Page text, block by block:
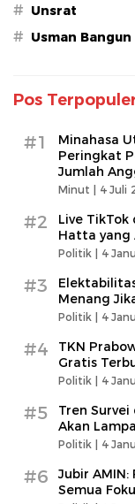
# Unsrat
# Usman Bangun
Pos
#1
Minahasa
Peringkat
Jumlah
Minut | 4 Juli
#2
Live TikTok
Hatta yang
Politik | 4
#3
Menang
Politik | 4
#4
TKN
Gratis
Politik | 4
#5
Tren Survei
Akan
Politik | 4
#6
Jubir
Semua